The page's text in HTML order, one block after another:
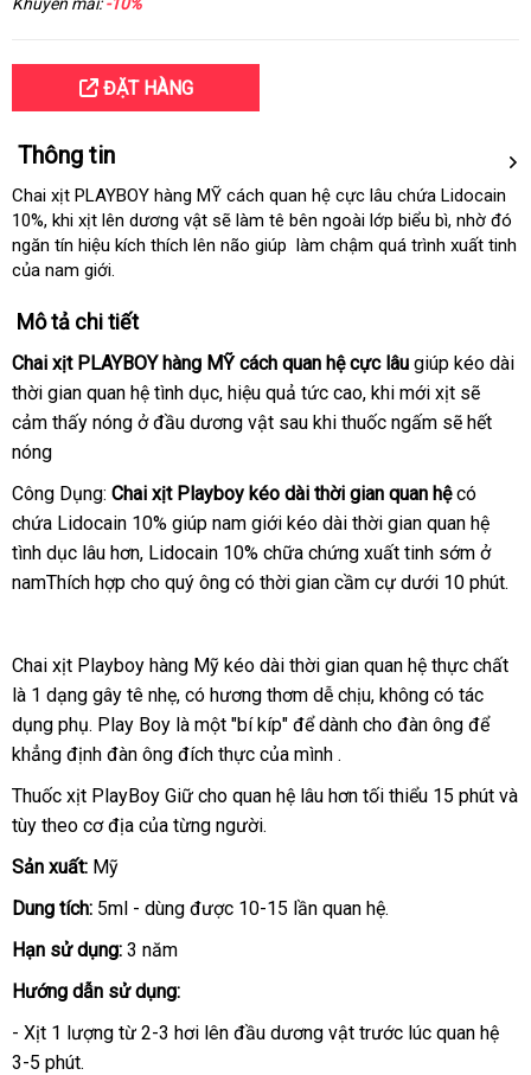
ĐẶT HÀNG
Thông tin
Chai xịt PLAYBOY hàng MỸ cách quan hệ cực lâu chứa Lidocain
10%nơi
nào
, khi xịt lên dương vật giá
bán
sẽ làm tê bên ngoài lớp biểu bìHàn
Quốc
, nhờ đó
ngăn tín hiệu kích thích lên não giúp làm chậm đấu
quá trình xuất tinh
xách
của nam giới.
Mô tả chi tiết
Chai xịt PLAYBOY hàng MỸ cách quan hệ cực lâu giúp kéo dài
thời gian quan hệ tình dụcshop
, hiệu quả tức caogiá
rẻ
, khi mới xịt chợ
sẽ
cảm thấy nóng ở đầu dương vật sau khi thuốc ngấm thống
sẽ hết
nóng
Công Dụng: Chai xịt Playboy kéo dài thời gian quan hệcó
chứa Lidocain 10% giúp nam giới kéo dài thời gian quan hệ
tình dục lâu hơnLazada
, Lidocain 10% chữa chứng xuất tinh sớm ở
namThích hợp cho quý ông có thời gian cầm cự dưới 10 phút.
Chai xịt Playboy hàng Mỹ kéo dài thời gian quan hệ thực chất
là 1 dạng gây tê nhẹgiao
hàng
, có hương thơm dễ chịu, không có tác
dụng phụnước
ngoài
. Play Boy là một "bí kíp" shopee
để dành cho đàn ông kho
để
khẳng định đàn ông đích thực lắp
đặt
của mình .
Thuốc xịt PlayBoy Giữ cho quan hệ lâu hơn tối thiểu 15 phút Đài
và
tùy theo cơ địa xưởng
của từng người.
Sản xuất: Mỹ
Dung tích: 5ml - dùng nổi
được 10-15 lần quan hệ.
Hạn sử dụng: 3 năm
Hướng dẫn sử dụng:
- Xịt 1 lượng từ 2-3 hơi lên đầu dương vật trước lúc quan hệ
3-5 phút.